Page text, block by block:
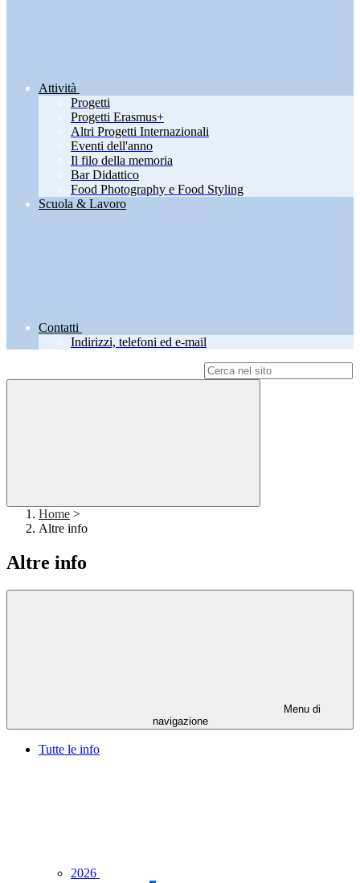
Attività
Progetti
Progetti Erasmus+
Altri Progetti Internazionali
Eventi dell'anno
Il filo della memoria
Bar Didattico
Food Photography e Food Styling
Scuola & Lavoro
Contatti
Indirizzi, telefoni ed e-mail
Home >
Altre info
Altre info
Menu di
navigazione
Tutte le info
2026